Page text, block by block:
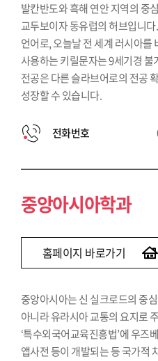
발칸반도와 흑해 연안 지역의 중
교두보이자 동유럽의 허브입니
언어로, 오늘날 전 세계 러시아를
사용하는 키릴문자는 9세기경
전공은 다른 슬라브어로의 전공
성장할 수 있습니다.
전화번호
중앙아시아학과
홈페이지 바로가기
중앙아시아는 신 실크로드의 중
아니라 유라시아 교통의 요지로
‘특수외국어교육진흥법’에 우
앱사전 등이 개발되는 등 국가적